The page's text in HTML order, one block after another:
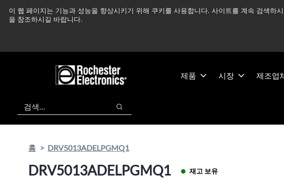
이 웹 페이지는 기능과 성능을 향상시키기 위해 쿠키를 사용합니다. 사이트를 계속 검색
을 참조하시길 바랍니다.
츠
건
중동 지역 상황을 지속적으로 주시하고
제품 시장 제조업
검색
검색
홈 DRV5013ADELPGMQ1
DRV5013ADELPGMQ1 재고 보유